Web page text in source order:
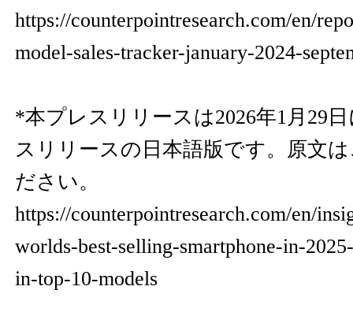
https://counterpointresearch.com/en/
model-sales-tracker-january-2024-
*本プレスリリースは2026年1月29
スリリースの日本語版です。原文
ださい。
https://counterpointresearch.com/en/
worlds-best-selling-smartphone-in-
in-top-10-models